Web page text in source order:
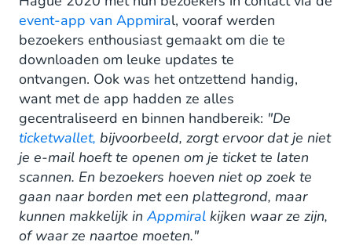
event-app van Appmiral, vooraf werden
bezoekers enthousiast gemaakt om die te
downloaden om leuke updates te
ontvangen. Ook was het ontzettend handig,
want met de app hadden ze alles
gecentraliseerd en binnen handbereik: "De
ticketwallet, bijvoorbeeld, zorgt ervoor dat je niet
je e-mail hoeft te openen om je ticket te laten
scannen. En bezoekers hoeven niet op zoek te
gaan naar borden met een plattegrond, maar
kunnen makkelijk in Appmiral kijken waar ze zijn,
of waar ze naartoe moeten."